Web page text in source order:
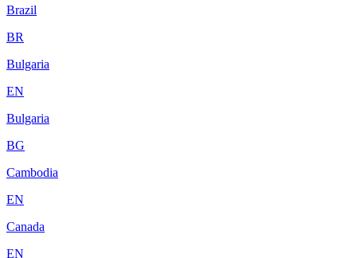
Brazil
BR
Bulgaria
EN
Bulgaria
BG
Cambodia
EN
Canada
EN